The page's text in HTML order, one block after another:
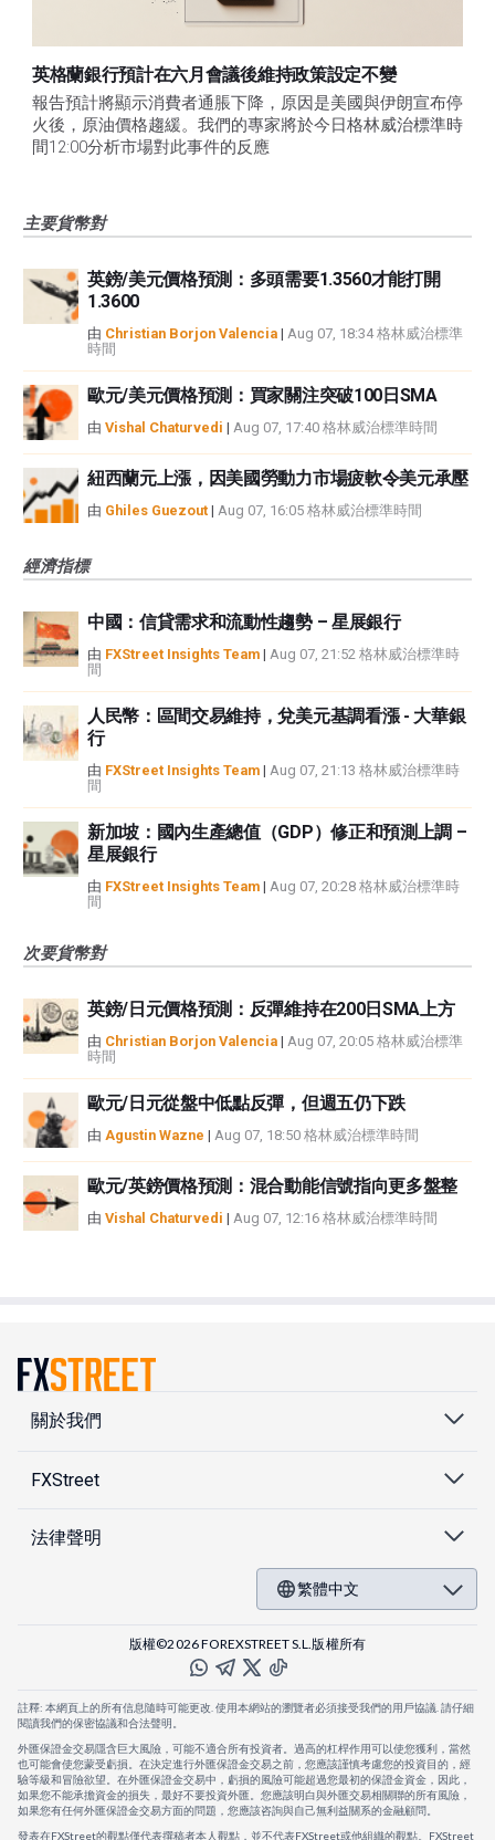
英格蘭銀行預計在六月會議後維持政策設定不變
報告預計將顯示消費者通脹下降，原因是美國與伊朗宣布停
火後，原油價格趨緩。我們的專家將於今日格林威治標準時
間12:00分析市場對此事件的反應
主要貨幣對
英鎊/美元價格預測：多頭需要1.3560才能打開
1.3600
由 Christian Borjon Valencia | Aug 07, 18:34 格林威治標準
時間
歐元/美元價格預測：買家關注突破100日SMA
由 Vishal Chaturvedi | Aug 07, 17:40 格林威治標準時間
紐西蘭元上漲，因美國勞動力市場疲軟令美元承壓
由 Ghiles Guezout | Aug 07, 16:05 格林威治標準時間
經濟指標
中國：信貸需求和流動性趨勢 – 星展銀行
由 FXStreet Insights Team | Aug 07, 21:52 格林威治標準時
間
人民幣：區間交易維持，兌美元基調看漲 - 大華銀
行
由 FXStreet Insights Team | Aug 07, 21:13 格林威治標準時
間
新加坡：國內生產總值（GDP）修正和預測上調 –
星展銀行
由 FXStreet Insights Team | Aug 07, 20:28 格林威治標準時
間
次要貨幣對
英鎊/日元價格預測：反彈維持在200日SMA上方
由 Christian Borjon Valencia | Aug 07, 20:05 格林威治標準
時間
歐元/日元從盤中低點反彈，但週五仍下跌
由 Agustin Wazne | Aug 07, 18:50 格林威治標準時間
歐元/英鎊價格預測：混合動能信號指向更多盤整
由 Vishal Chaturvedi | Aug 07, 12:16 格林威治標準時間
關於我們
FXStreet
法律聲明
繁體中文
版權©2026 FOREXSTREET S.L.版權所有
註釋: 本網頁上的所有信息隨時可能更改. 使用本網站的瀏覽者必須接受我們的用戶協議. 請仔細
閱讀我們的保密協議和合法聲明。
外匯保證金交易隱含巨大風險，可能不適合所有投資者。過高的杠桿作用可以使您獲利，當然
也可能會使您蒙受虧損。在決定進行外匯保證金交易之前，您應該謹慎考慮您的投資目的，經
驗等級和冒險欲望。在外匯保證金交易中，虧損的風險可能超過您最初的保證金資金，因此，
如果您不能承擔資金的損失，最好不要投資外匯。您應該明白與外匯交易相關聯的所有風險，
如果您有任何外匯保證金交易方面的問題，您應該咨詢與自己無利益關系的金融顧問。
發表在FXStreet的觀點僅代表撰稿者本人觀點，並不代表FXStreet或他組織的觀點。FXStreet